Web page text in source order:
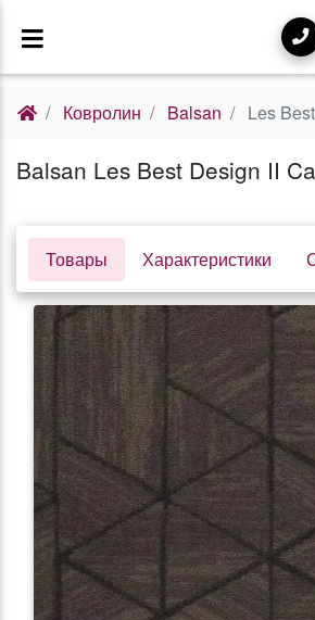
Ковролин Balsan Les
Balsan Les Best Design II
Товары Характеристики